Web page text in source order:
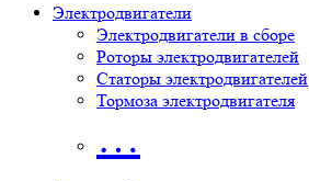
Электродвигатели
Электродвигатели в сборе
Роторы электродвигателей
Статоры электродвигателей
Тормоза электродвигателя
…